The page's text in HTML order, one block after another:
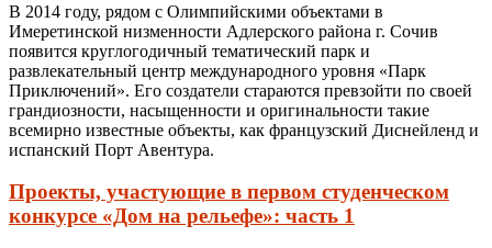
В 2014 году, рядом с Олимпийскими объектами в
Имеретинской низменности Адлерского района г. Сочив
появится круглогодичный тематический парк и
развлекательный центр международного уровня «Парк
Приключений». Его создатели стараются превзойти по своей
грандиозности, насыщенности и оригинальности такие
всемирно известные объекты, как французский Диснейленд и
испанский Порт Авентура.
Проекты, участующие в первом студенческом
конкурсе «Дом на рельефе»: часть 1